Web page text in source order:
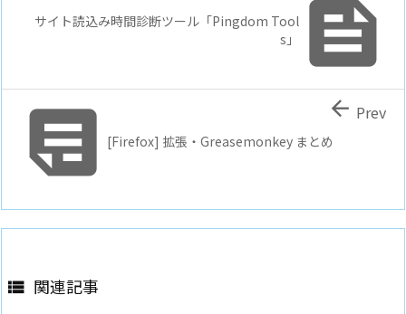

サイト読込み時間診断ツール「Pingdom Tool
s」
[Firefox] 拡張・Greasemonkey まとめ
 Prev
 関連記事